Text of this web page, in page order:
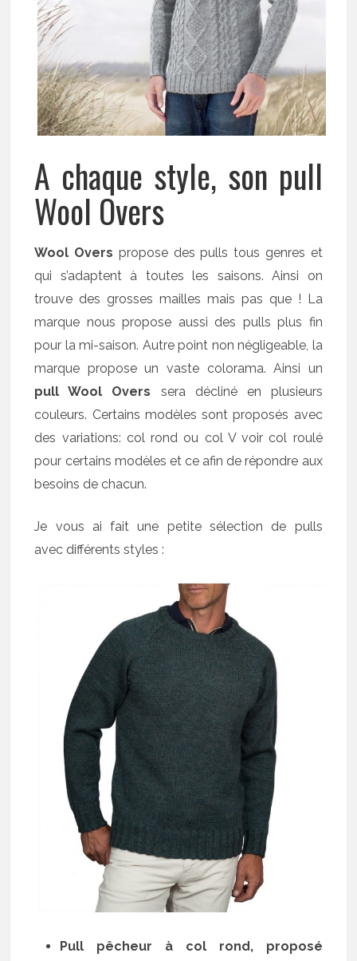
A chaque style, son pull
Wool Overs
Wool Overs propose des pulls tous genres et
qui s’adaptent à toutes les saisons. Ainsi on
trouve des grosses mailles mais pas que ! La
marque nous propose aussi des pulls plus fin
pour la mi-saison. Autre point non négligeable, la
marque propose un vaste colorama. Ainsi un
pull Wool Overs sera décliné en plusieurs
couleurs. Certains modèles sont proposés avec
des variations: col rond ou col V voir col roulé
pour certains modèles et ce afin de répondre aux
besoins de chacun.
Je vous ai fait une petite sélection de pulls
avec différents styles :
Pull pêcheur à col rond, proposé